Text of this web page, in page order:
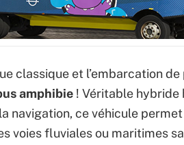
classique et l’embarcation
amphibie ! Véritable
navigation, ce véhicule
voies fluviales ou maritimes